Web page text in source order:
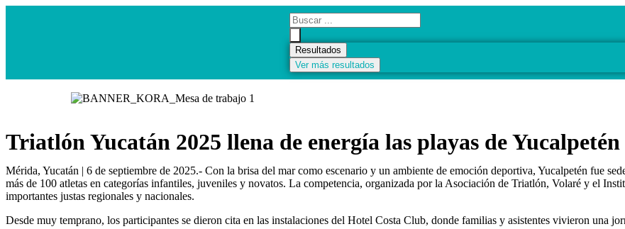
Resultados
Ver más resultados
Triatlón Yucatán 2025 llena de energía las playas de Yucalpetén
Mérida, Yucatán | 6 de septiembre de 2025.- Con la brisa del mar como escenario y un ambiente de emoción deportiva, Yucalpetén fue
más de 100 atletas en categorías infantiles, juveniles y novatos. La competencia, organizada por la Asociación de Triatlón, Volaré y el
importantes justas regionales y nacionales.
Desde muy temprano, los participantes se dieron cita en las instalaciones del Hotel Costa Club, donde familias y asistentes vivieron una